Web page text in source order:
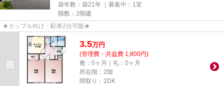
築年数：築21年 ｜募集中： 1室
階数：2階建
★カップル向け・駐車2台可能★
3.5万円
(管理費・共益費 1,800円)
敷：0ヶ月｜礼：0ヶ月
所在階：2階
間取り：2DK